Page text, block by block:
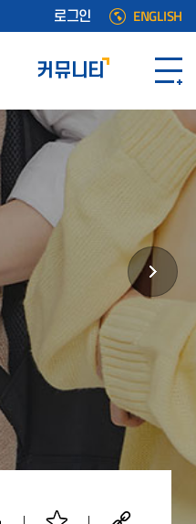
로그인 ENGLISH
커뮤니티